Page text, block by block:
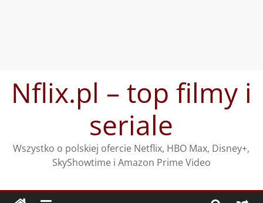
treściNflix.pl – top filmy i
seriale
Wszystko o polskiej ofercie Netflix, HBO Max, Disney+,
SkyShowtime i Amazon Prime Video